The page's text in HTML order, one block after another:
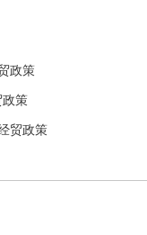
政策
政策
贸政策